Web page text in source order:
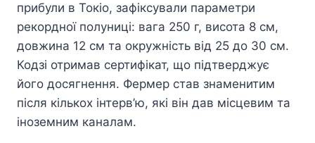
прибули в Токіо, зафіксували параметри
рекордної полуниці: вага 250 г, висота 8 см,
довжина 12 см та окружність від 25 до 30 см.
Кодзі отримав сертифікат, що підтверджує
його досягнення. Фермер став знаменитим
після кількох інтерв’ю, які він дав місцевим та
іноземним каналам.